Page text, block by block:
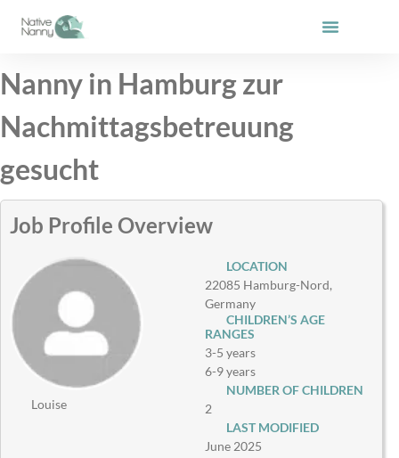
Nanny in Hamburg zur
Nachmittagsbetreuung
gesucht
Job Profile Overview
Louise
LOCATION
22085 Hamburg-Nord,
Germany
CHILDREN’S AGE
RANGES
3-5 years
6-9 years
NUMBER OF CHILDREN
2
LAST MODIFIED
June 2025